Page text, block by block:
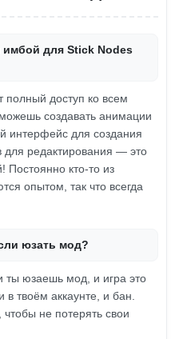
имбой для Stick Nodes
полный доступ ко всем
создавать анимации
интерфейс для создания
для редактирования — это
Постоянно кто-то из
опытом, так что всегда
юзать мод?
ты юзаешь мод, и игра это
в твоём аккаунте, и бан.
не потерять свои